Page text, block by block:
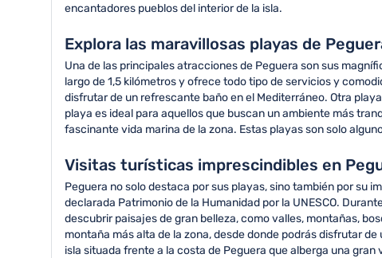
encantadores pueblos del interior de la isla.
Explora las maravillosas playas de
Una de las principales atracciones de Peguera son sus
largo de 1,5 kilómetros y ofrece todo tipo de servicios y
disfrutar de un refrescante baño en el Mediterráneo. Otra
playa es ideal para aquellos que buscan un ambiente más
fascinante vida marina de la zona. Estas playas son solo
Visitas turísticas imprescindibles en
Peguera no solo destaca por sus playas, sino también por su
declarada Patrimonio de la Humanidad por la UNESCO.
descubrir paisajes de gran belleza, como valles, montañas,
montaña más alta de la zona, desde donde podrás disfrutar
isla situada frente a la costa de Peguera que alberga una